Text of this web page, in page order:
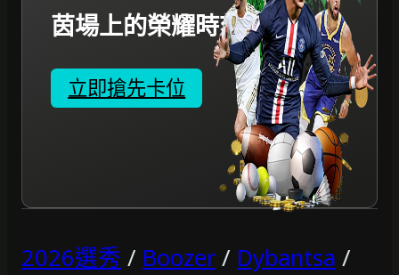
茵場上的榮耀時刻。
立即搶先卡位
2026選秀 / Boozer / Dybantsa /